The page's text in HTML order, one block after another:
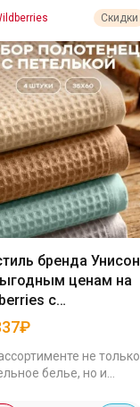
Скидки
бренда Унисон
ценам на
с
не только
белье, но и